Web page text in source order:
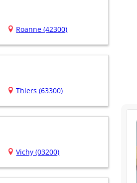
Roanne (42300)
Thiers (63300)
Vichy (03200)